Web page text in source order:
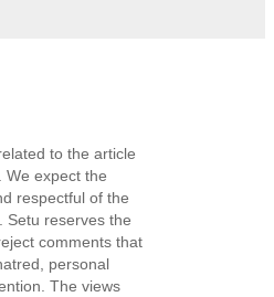
to the article
We expect the
respectful of the
Setu reserves the
comments that
personal
The views